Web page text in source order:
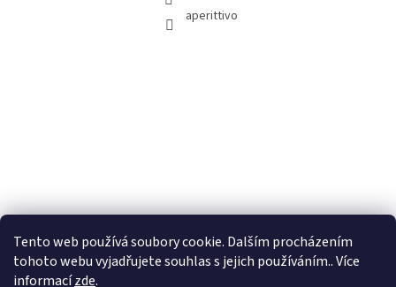
Tento web používá soubory cookie. Dalším procházením
tohoto webu vyjadřujete souhlas s jejich používáním.. Více
informacízde.
aperittivo